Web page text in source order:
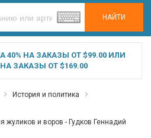
НАЙТИ
НА ЗАКАЗЫ ОТ $99.00 ИЛИ
ЗАКАЗЫ ОТ $169.00
История и политика
жуликов и воров - Гудков Геннадий